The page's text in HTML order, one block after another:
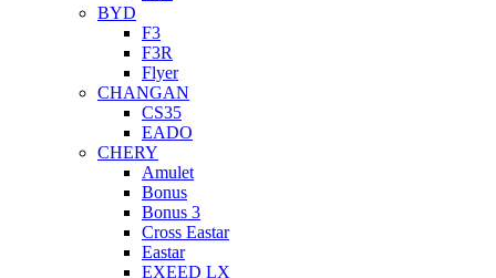
BYD
F3
F3R
Flyer
CHANGAN
CS35
EADO
CHERY
Amulet
Bonus
Bonus 3
Cross Eastar
Eastar
EXEED LX